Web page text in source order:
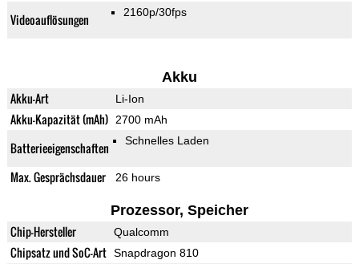
Videoauflösungen 2160p/30fps
Akku
Akku-Art Li-Ion
Akku-Kapazität (mAh) 2700 mAh
Batterieeigenschaften Schnelles Laden
Max. Gesprächsdauer 26 hours
Prozessor, Speicher
Chip-Hersteller Qualcomm
Chipsatz und SoC-Art Snapdragon 810